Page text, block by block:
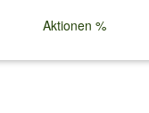
Aktionen %
↓ ↓